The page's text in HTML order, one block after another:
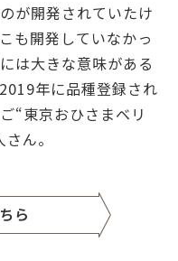
が開発されていたけ
も開発していなかっ
は大きな意味がある
年に品種登録され
“東京おひさまベリ
ん。
ら